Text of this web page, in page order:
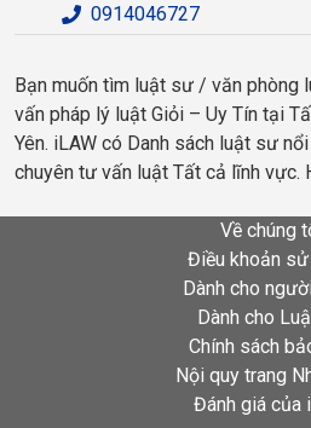
0914046727
Bạn muốn tìm luật sư / văn
vấn pháp lý luật Giỏi – Uy Tín tại
Yên. iLAW có Danh sách luật sư
chuyên tư vấn luật Tất cả lĩnh vực.
Về chúng
Điều khoản
Dành cho
Dành cho
Chính sách
Nội quy trang
Đánh giá của